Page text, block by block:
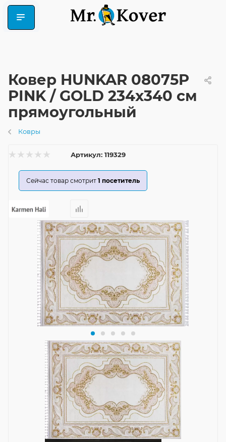
Ковер HUNKAR 08075P
PINK / GOLD 234x340 см
прямоугольный
Ковры
Артикул: 119329
Сейчас товар смотрит 1 посетитель